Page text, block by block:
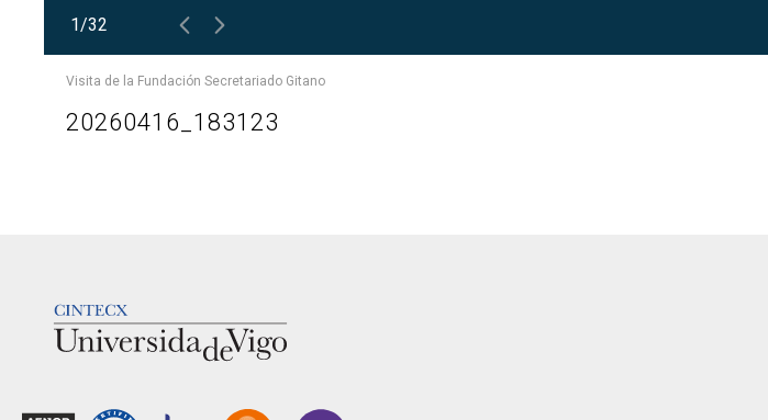
Visita de la Fundación Secretariado Gitano
20260416_183123
1/32